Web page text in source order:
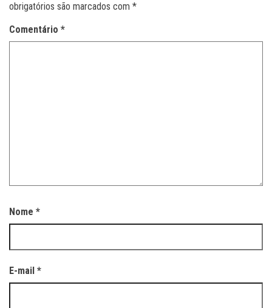
obrigatórios são marcados com *
Comentário *
Nome *
E-mail *